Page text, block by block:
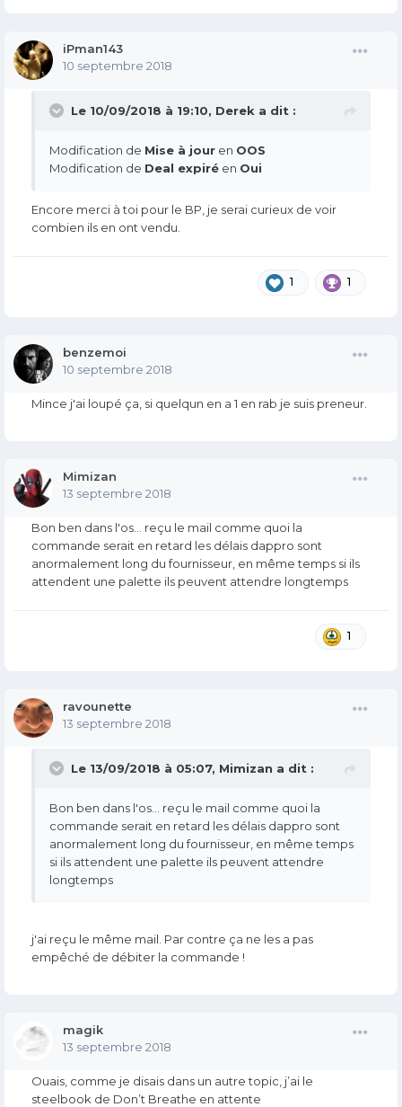
iPman143
10 septembre 2018
Le 10/09/2018 à 19:10, Derek a dit :
Modification de Mise à jour en OOS
Modification de Deal expiré en Oui
Encore merci à toi pour le BP, je serai curieux de voir
combien ils en ont vendu.
1 1
benzemoi
10 septembre 2018
Mince j'ai loupé ça, si quelqun en a 1 en rab je suis preneur.
Mimizan
13 septembre 2018
Bon ben dans l'os... reçu le mail comme quoi la
commande serait en retard les délais dappro sont
anormalement long du fournisseur, en même temps si ils
attendent une palette ils peuvent attendre longtemps
1
ravounette
13 septembre 2018
Le 13/09/2018 à 05:07, Mimizan a dit :
Bon ben dans l'os... reçu le mail comme quoi la
commande serait en retard les délais dappro sont
anormalement long du fournisseur, en même temps
si ils attendent une palette ils peuvent attendre
longtemps
j'ai reçu le même mail. Par contre ça ne les a pas
empêché de débiter la commande !
magik
13 septembre 2018
Ouais, comme je disais dans un autre topic, j’ai le
steelbook de Don’t Breathe en attente